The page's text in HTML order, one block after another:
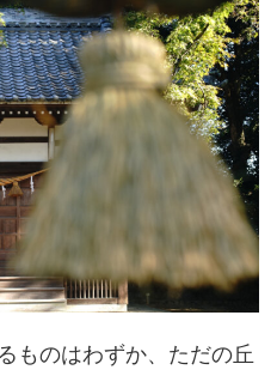
ものはわずか、ただの丘